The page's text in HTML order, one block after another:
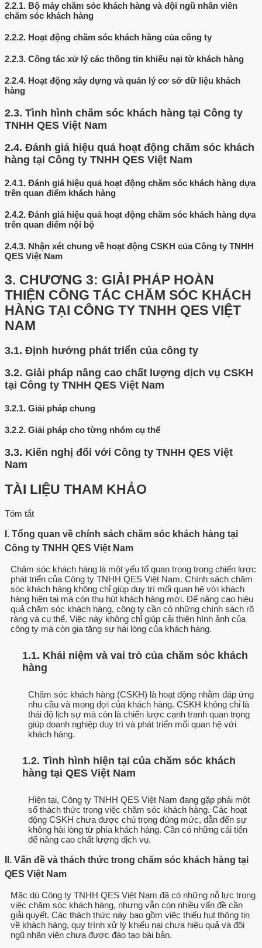
2.2.1. Bộ máy chăm sóc khách hàng và đội ngũ nhân viên
chăm sóc khách hàng
2.2.2. Hoạt động chăm sóc khách hàng của công ty
2.2.3. Công tác xử lý các thông tin khiếu nại từ khách hàng
2.2.4. Hoạt động xây dựng và quản lý cơ sở dữ liệu khách
hàng
2.3. Tình hình chăm sóc khách hàng tại Công ty
TNHH QES Việt Nam
2.4. Đánh giá hiệu quả hoạt động chăm sóc khách
hàng tại Công ty TNHH QES Việt Nam
2.4.1. Đánh giá hiệu quả hoạt động chăm sóc khách hàng dựa
trên quan điểm khách hàng
2.4.2. Đánh giá hiệu quả hoạt động chăm sóc khách hàng dựa
trên quan điểm nội bộ
2.4.3. Nhận xét chung về hoạt động CSKH của Công ty TNHH
QES Việt Nam
3. CHƯƠNG 3: GIẢI PHÁP HOÀN
THIỆN CÔNG TÁC CHĂM SÓC KHÁCH
HÀNG TẠI CÔNG TY TNHH QES VIỆT
NAM
3.1. Định hướng phát triển của công ty
3.2. Giải pháp nâng cao chất lượng dịch vụ CSKH
tại Công ty TNHH QES Việt Nam
3.2.1. Giải pháp chung
3.2.2. Giải pháp cho từng nhóm cụ thể
3.3. Kiến nghị đối với Công ty TNHH QES Việt
Nam
TÀI LIỆU THAM KHẢO
Tóm tắt
I. Tổng quan về chính sách chăm sóc khách hàng tại
Công ty TNHH QES Việt Nam
Chăm sóc khách hàng là một yếu tố quan trọng trong chiến lược
phát triển của Công ty TNHH QES Việt Nam. Chính sách chăm
sóc khách hàng không chỉ giúp duy trì mối quan hệ với khách
hàng hiện tại mà còn thu hút khách hàng mới. Để nâng cao hiệu
quả chăm sóc khách hàng, công ty cần có những chính sách rõ
ràng và cụ thể. Việc này không chỉ giúp cải thiện hình ảnh của
công ty mà còn gia tăng sự hài lòng của khách hàng.
1.1. Khái niệm và vai trò của chăm sóc khách
hàng
Chăm sóc khách hàng (CSKH) là hoạt động nhằm đáp ứng
nhu cầu và mong đợi của khách hàng. CSKH không chỉ là
thái độ lịch sự mà còn là chiến lược cạnh tranh quan trọng
giúp doanh nghiệp duy trì và phát triển mối quan hệ với
khách hàng.
1.2. Tình hình hiện tại của chăm sóc khách
hàng tại QES Việt Nam
Hiện tại, Công ty TNHH QES Việt Nam đang gặp phải một
số thách thức trong việc chăm sóc khách hàng. Các hoạt
động CSKH chưa được chú trọng đúng mức, dẫn đến sự
không hài lòng từ phía khách hàng. Cần có những cải tiến
để nâng cao chất lượng dịch vụ.
II. Vấn đề và thách thức trong chăm sóc khách hàng tại
QES Việt Nam
Mặc dù Công ty TNHH QES Việt Nam đã có những nỗ lực trong
việc chăm sóc khách hàng, nhưng vẫn còn nhiều vấn đề cần
giải quyết. Các thách thức này bao gồm việc thiếu hụt thông tin
về khách hàng, quy trình xử lý khiếu nại chưa hiệu quả và đội
ngũ nhân viên chưa được đào tạo bài bản.